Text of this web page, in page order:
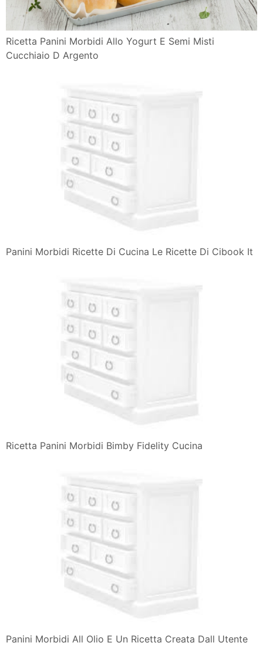
Ricetta Panini Morbidi Allo Yogurt E Semi Misti
Cucchiaio D Argento
Panini Morbidi Ricette Di Cucina Le Ricette Di Cibook It
Ricetta Panini Morbidi Bimby Fidelity Cucina
Panini Morbidi All Olio E Un Ricetta Creata Dall Utente